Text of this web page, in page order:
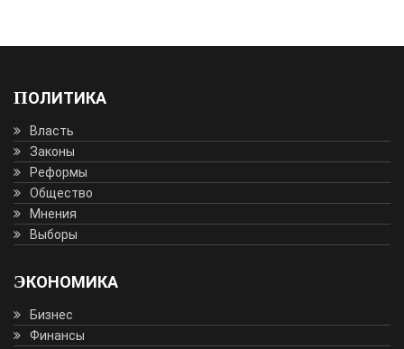
ПОЛИТИКА
Власть
Законы
Реформы
Общество
Мнения
Выборы
ЭКОНОМИКА
Бизнес
Финансы